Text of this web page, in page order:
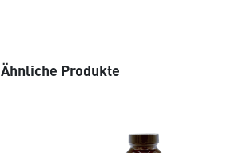
Ähnliche Produkte